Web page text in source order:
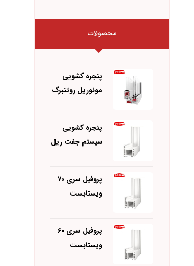
محصولات
پنجره کشویی
مونوریل روتنبرگ
پنجره کشویی
سیستم جفت ریل
پروفیل سری ۷۰
ویستابست
پروفیل سری ۶۰
ویستابست